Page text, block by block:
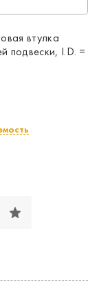
втулка
подвески, I.D. =